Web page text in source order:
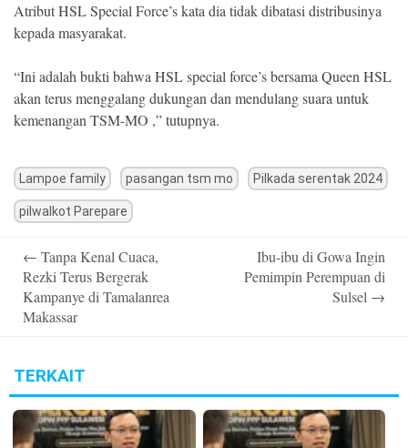
Atribut HSL Special Force’s kata dia tidak dibatasi distribusinya
kepada masyarakat.
“Ini adalah bukti bahwa HSL special force’s bersama Queen HSL
akan terus menggalang dukungan dan mendulang suara untuk
kemenangan TSM-MO ,” tutupnya.
Lampoe family pasangan tsm mo Pilkada serentak 2024
pilwalkot Parepare
navigation
← Tanpa Kenal Cuaca,
Rezki Terus Bergerak
Kampanye di Tamalanrea
Makassar
Ibu-ibu di Gowa Ingin
Pemimpin Perempuan di
Sulsel →
TERKAIT